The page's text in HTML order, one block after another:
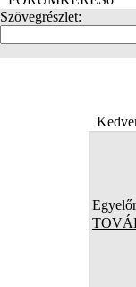
Szövegrészlet: